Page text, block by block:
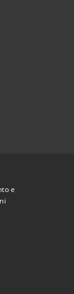
e